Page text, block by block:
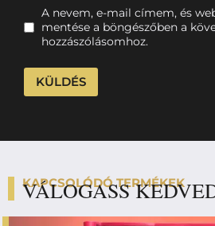
A nevem, e-mail címem, és
mentése a böngészőben a
hozzászólásomhoz.
KAPCSOLÓDÓ TERMÉKEK
VÁLOGASS